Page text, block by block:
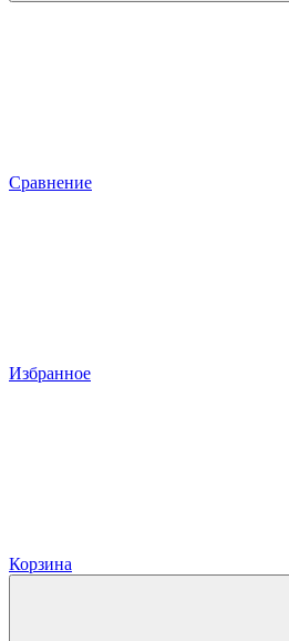
Сравнение
Избранное
Корзина